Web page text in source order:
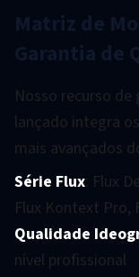
Matriz de
Garantia de
Nosso recurso
lançado integra
mais avançados
Série Flux: Flux
Flux Kontext Pro,
Qualidade
nível profissional